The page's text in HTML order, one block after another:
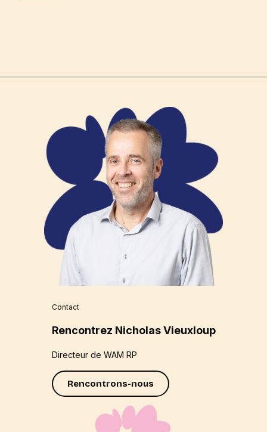
Contact
Rencontrez Nicholas Vieuxloup
Directeur de WAM RP
Rencontrons-nous